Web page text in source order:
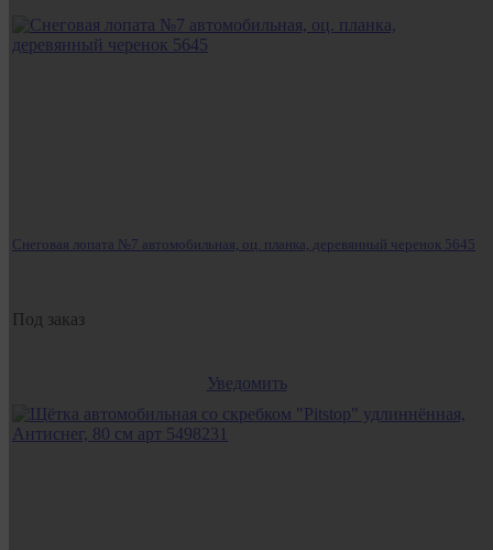
Снеговая лопата №7 автомобильная, оц. планка, деревянный черенок 5645
Под заказ
Уведомить